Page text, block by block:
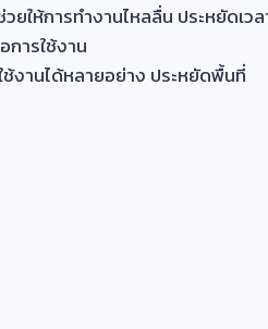
ให้การทำงานไหลลื่น ประหยัดเว
ารใช้งาน
งานได้หลายอย่าง ประหยัดพื้นที่